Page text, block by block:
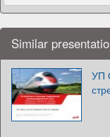
Similar
УП